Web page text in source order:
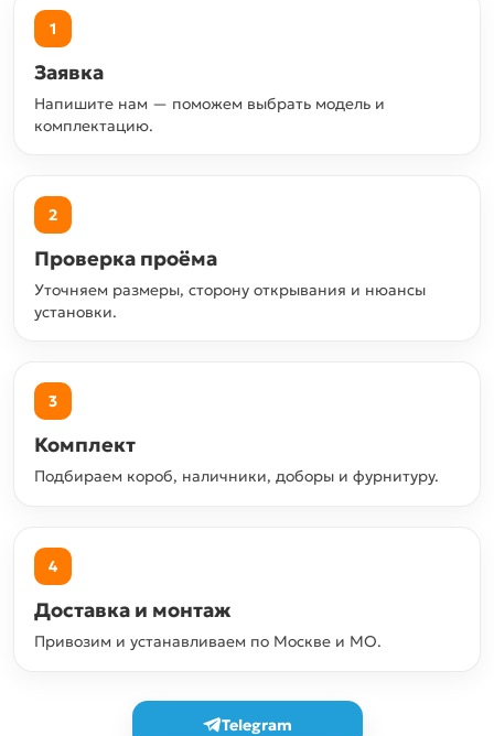
1
Заявка
Напишите нам — поможем выбрать модель и
комплектацию.
2
Проверка проёма
Уточняем размеры, сторону открывания и нюансы
установки.
3
Комплект
Подбираем короб, наличники, доборы и фурнитуру.
4
Доставка и монтаж
Привозим и устанавливаем по Москве и МО.
Telegram